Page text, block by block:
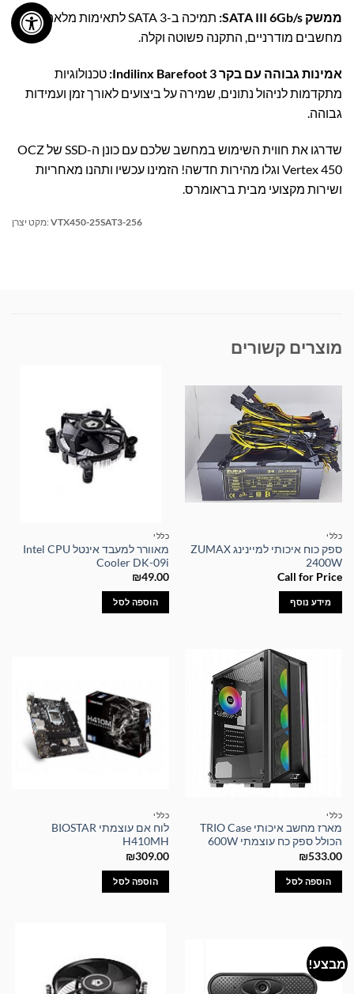
ממשק SATA III 6Gb/s:
תמיכה ב-SATA 3 לתאימות מלאה עם
מחשבים מודרניים, התקנה פשוטה וקלה.
אמינות גבוהה עם בקר Indilinx Barefoot 3:
טכנולוגיות
מתקדמות לניהול נתונים, שמירה על ביצועים לאורך זמן ועמידות
גבוהה.
שדרגו את חווית השימוש במחשב שלכם עם כונן ה-SSD של OCZ
Vertex 450 וגלו מהירות חדשה! הזמינו עכשיו ותהנו מאחריות
ושירות מקצועי מבית בראומרס.
מקט יצרן: VTX450-25SAT3-256
מוצרים קשורים
כללי
ספק כוח איכותי למיינינג ZUMAX
2400W
Call for Price
מידע נוסף
כללי
מאוורר למעבד אינטל Intel CPU
Cooler DK-09i
₪49.00
הוספה לסל
כללי
מארז מחשב איכותי TRIO Case
הכולל ספק כח עוצמתי 600W
₪533.00
הוספה לסל
כללי
לוח אם עוצמתי BIOSTAR
H410MH
₪309.00
הוספה לסל
מבצע!